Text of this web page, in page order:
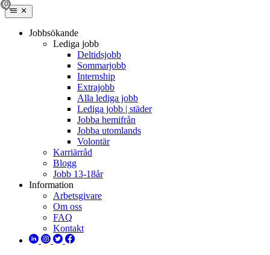
Jobbsökande
Lediga jobb
Deltidsjobb
Sommarjobb
Internship
Extrajobb
Alla lediga jobb
Lediga jobb | städer
Jobba hemifrån
Jobba utomlands
Volontär
Karriärråd
Blogg
Jobb 13-18år
Information
Arbetsgivare
Om oss
FAQ
Kontakt